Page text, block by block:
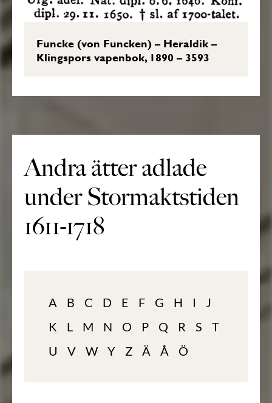
Funcke (von Funcken) – Heraldik –
Klingspors vapenbok, 1890 – 3593
Andra ätter adlade
under Stormaktstiden
1611-1718
A B C D E F G H I
J
K
L M N O P Q R S
T
U
V W Y Z Ä Å Ö